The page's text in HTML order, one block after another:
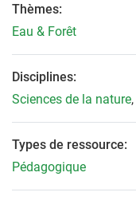
Thèmes:
Eau & Forêt
Disciplines:
Sciences de la nature,
Types de ressource:
Pédagogique